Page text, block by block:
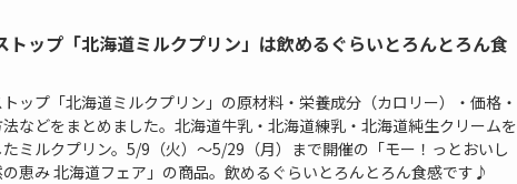
トップ「北海道ミルクプリン」は飲めるぐらいとろんとろん食
トップ「北海道ミルクプリン」の原材料・栄養成分（カロリー）・価格・
などをまとめました。北海道牛乳・北海道練乳・北海道純生クリームを
ミルクプリン。5/9（火）〜5/29（月）まで開催の「モー！っとおいし
恵み 北海道フェア」の商品。飲めるぐらいとろんとろん食感です♪